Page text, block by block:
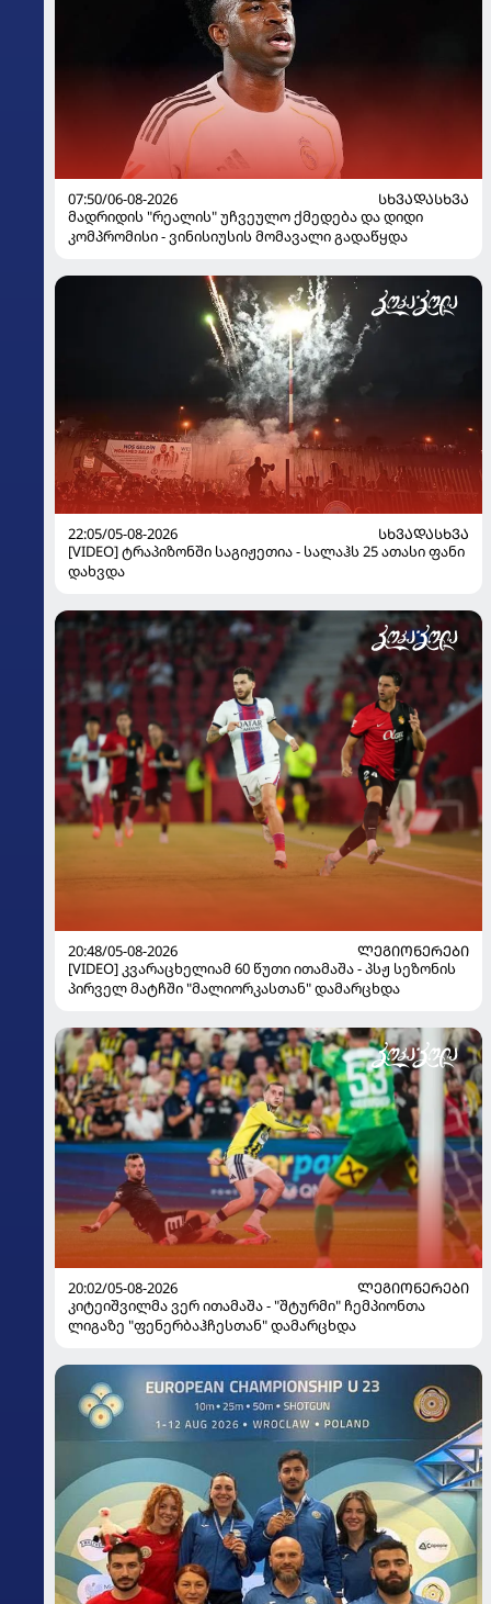
07:50/06-08-2026
ᲡᲮᲕᲐᲓᲐᲡᲮᲕᲐ
მადრიდის "რეალის" უჩვეულო ქმედება და დიდი
კომპრომისი - ვინისიუსის მომავალი გადაწყდა
22:05/05-08-2026
ᲡᲮᲕᲐᲓᲐᲡᲮᲕᲐ
[VIDEO] ტრაპიზონში საგიჟეთია - სალაჰს 25 ათასი ფანი
დახვდა
20:48/05-08-2026
ᲚᲔᲒᲘᲝᲜᲔᲠᲔᲑᲘ
[VIDEO] კვარაცხელიამ 60 წუთი ითამაშა - პსჟ სეზონის
პირველ მატჩში "მალიორკასთან" დამარცხდა
20:02/05-08-2026
ᲚᲔᲒᲘᲝᲜᲔᲠᲔᲑᲘ
კიტეიშვილმა ვერ ითამაშა - "შტურმი" ჩემპიონთა
ლიგაზე "ფენერბაჰჩესთან" დამარცხდა